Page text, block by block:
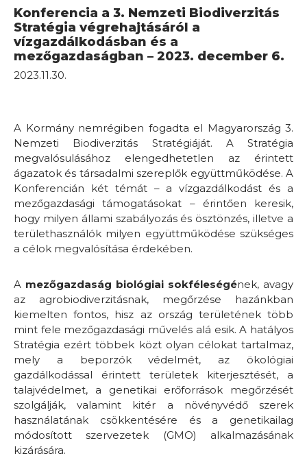
Konferencia a 3. Nemzeti Biodiverzitás
Stratégia végrehajtásáról a
vízgazdálkodásban és a
mezőgazdaságban – 2023. december 6.
2023.11.30.
A Kormány nemrégiben fogadta el Magyarország 3.
Nemzeti Biodiverzitás Stratégiáját. A Stratégia
megvalósulásához elengedhetetlen az érintett
ágazatok és társadalmi szereplők együttműködése. A
Konferencián két témát – a vízgazdálkodást és a
mezőgazdasági támogatásokat – érintően keresik,
hogy milyen állami szabályozás és ösztönzés, illetve a
területhasználók milyen együttműködése szükséges
a célok megvalósítása érdekében.
A mezőgazdaság biológiai sokféleségének, avagy
az agrobiodiverzitásnak, megőrzése hazánkban
kiemelten fontos, hisz az ország területének több
mint fele mezőgazdasági művelés alá esik. A hatályos
Stratégia ezért többek közt olyan célokat tartalmaz,
mely a beporzók védelmét, az ökológiai
gazdálkodással érintett területek kiterjesztését, a
talajvédelmet, a genetikai erőforrások megőrzését
szolgálják, valamint kitér a növényvédő szerek
használatának csökkentésére és a genetikailag
módosított szervezetek (GMO) alkalmazásának
kizárására.